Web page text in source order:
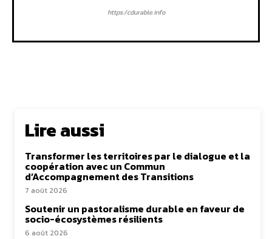
https:/cdurable.info
Lire aussi
Transformer les territoires par le dialogue et la
coopération avec un Commun
d’Accompagnement des Transitions
7 août 2026
Soutenir un pastoralisme durable en faveur de
socio-écosystèmes résilients
6 août 2026